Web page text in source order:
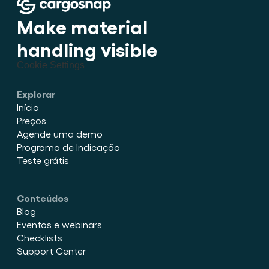
Make material
handling visible
Cookie Settings
Explorar
Início
Preços
Agende uma demo
Programa de Indicação
Teste grátis
Conteúdos
Blog
Eventos e webinars
Checklists
Support Center